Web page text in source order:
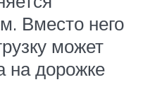
Вместо него
может
на дорожке